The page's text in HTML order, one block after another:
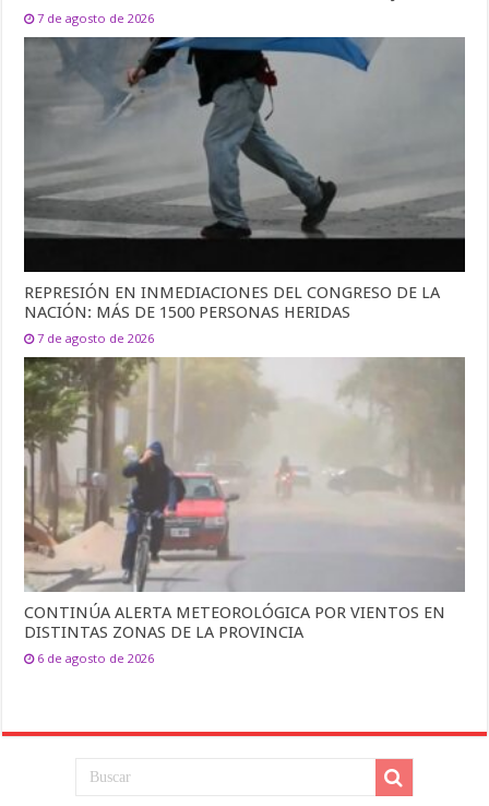
7 de agosto de 2026
REPRESIÓN EN INMEDIACIONES DEL CONGRESO DE LA
NACIÓN: MÁS DE 1500 PERSONAS HERIDAS
7 de agosto de 2026
CONTINÚA ALERTA METEOROLÓGICA POR VIENTOS EN
DISTINTAS ZONAS DE LA PROVINCIA
6 de agosto de 2026